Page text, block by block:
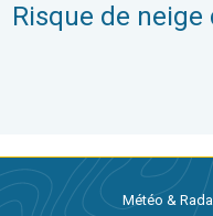
Risque de
Météo &